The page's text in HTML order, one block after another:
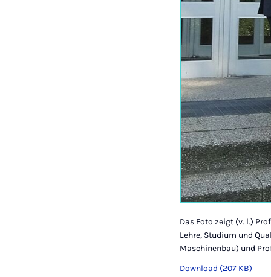
Das Foto zeigt (v. l.)
Lehre, Studium und
Maschinenbau) und
Download (207 KB)